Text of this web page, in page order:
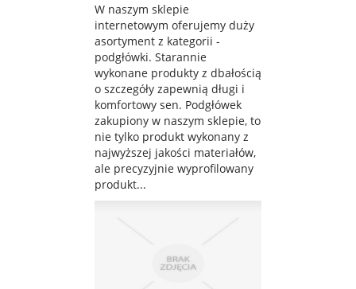
W naszym sklepie
internetowym oferujemy duży
asortyment z kategorii -
podgłówki. Starannie
wykonane produkty z dbałością
o szczegóły zapewnią długi i
komfortowy sen. Podgłówek
zakupiony w naszym sklepie, to
nie tylko produkt wykonany z
najwyższej jakości materiałów,
ale precyzyjnie wyprofilowany
produkt...